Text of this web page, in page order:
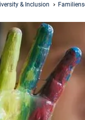
& Inclusion